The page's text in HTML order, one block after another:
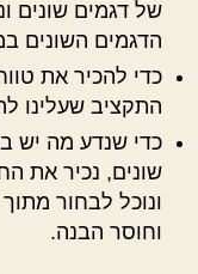
של דגמים שונים
הדגמים השונים
כדי להכיר את
התקציב שעלינו
כדי שנדע מה יש
שונים, נכיר את
ונוכל לבחור מתוך
וחוסר הבנה.